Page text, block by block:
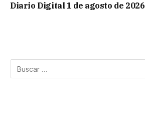
Diario Digital 1 de agosto de 2026